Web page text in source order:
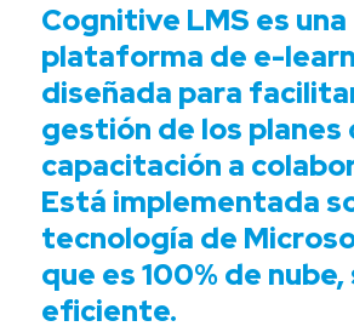
Cognitive LMS es una
plataforma de e-
diseñada para
gestión de los planes
capacitación a
Está implementada
tecnología de
que es 100% de
eficiente.